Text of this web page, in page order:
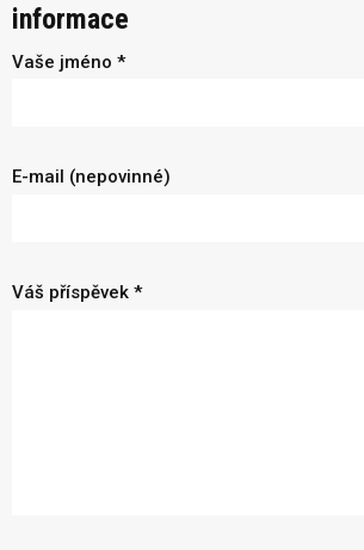
informace
Vaše jméno *
E-mail (nepovinné)
Váš příspěvek *